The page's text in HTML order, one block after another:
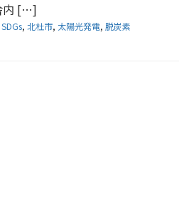
内 […]
SDGs, 北杜市, 太陽光発電, 脱炭素